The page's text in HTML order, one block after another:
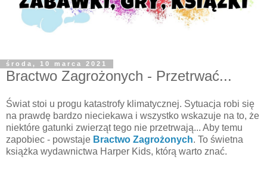
środa, 10 marca 2021
Bractwo Zagrożonych - Przetrwać...
Świat stoi u progu katastrofy klimatycznej. Sytuacja robi się
na prawdę bardzo nieciekawa i wszystko wskazuje na to, że
niektóre gatunki zwierząt tego nie przetrwają... Aby temu
zapobiec - powstaje Bractwo Zagrożonych. To świetna
książka wydawnictwa Harper Kids, którą warto znać.